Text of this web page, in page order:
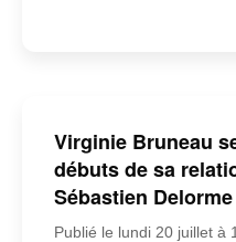
Virginie Bruneau
débuts de sa
Sébastien Delorme
Publié le lundi 20 juillet à